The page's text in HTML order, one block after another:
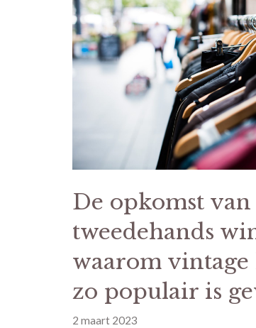
De opkomst van
tweedehands
waarom
zo populair is
2 maart 2023